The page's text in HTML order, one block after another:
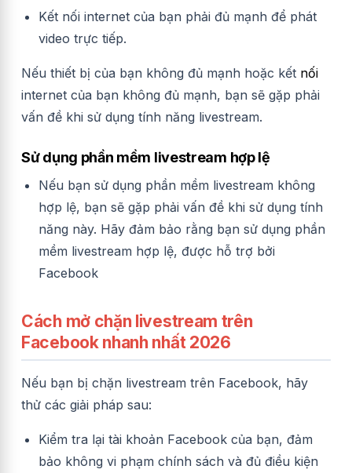
Kết nối internet của bạn phải đủ mạnh để phát
video trực tiếp.
Nếu thiết bị của bạn không đủ mạnh hoặc kết nối
internet của bạn không đủ mạnh, bạn sẽ gặp phải
vấn đề khi sử dụng tính năng livestream.
Sử dụng phần mềm livestream hợp lệ
Nếu bạn sử dụng phần mềm livestream không
hợp lệ, bạn sẽ gặp phải vấn đề khi sử dụng tính
năng này. Hãy đảm bảo rằng bạn sử dụng phần
mềm livestream hợp lệ, được hỗ trợ bởi
Facebook
Cách mở chặn livestream trên
Facebook nhanh nhất 2026
Nếu bạn bị chặn livestream trên Facebook, hãy
thử các giải pháp sau:
Kiểm tra lại tài khoản Facebook của bạn, đảm
bảo không vi phạm chính sách và đủ điều kiện